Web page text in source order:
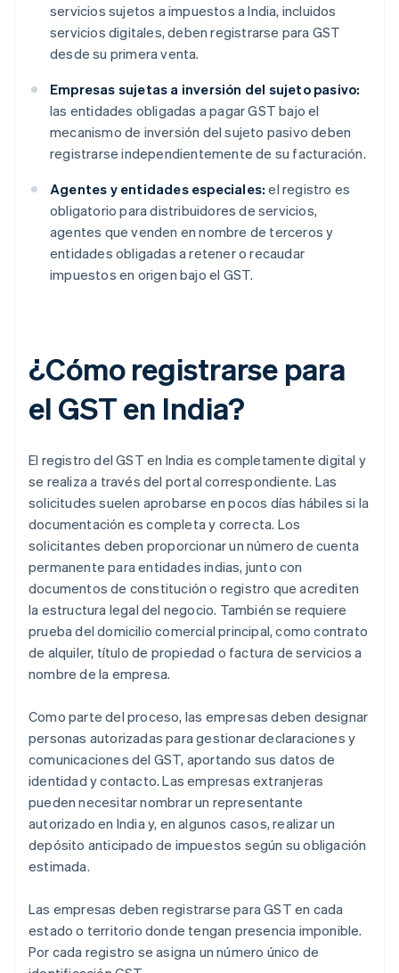
servicios sujetos a impuestos a India, incluidos
servicios digitales, deben registrarse para GST
desde su primera venta.
Empresas sujetas a inversión del sujeto pasivo:
las entidades obligadas a pagar GST bajo el
mecanismo de inversión del sujeto pasivo deben
registrarse independientemente de su facturación.
Agentes y entidades especiales: el registro es
obligatorio para distribuidores de servicios,
agentes que venden en nombre de terceros y
entidades obligadas a retener o recaudar
impuestos en origen bajo el GST.
¿Cómo registrarse para
el GST en India?
El registro del GST en India es completamente digital y
se realiza a través del portal correspondiente. Las
solicitudes suelen aprobarse en pocos días hábiles si la
documentación es completa y correcta. Los
solicitantes deben proporcionar un número de cuenta
permanente para entidades indias, junto con
documentos de constitución o registro que acrediten
la estructura legal del negocio. También se requiere
prueba del domicilio comercial principal, como contrato
de alquiler, título de propiedad o factura de servicios a
nombre de la empresa.
Como parte del proceso, las empresas deben designar
personas autorizadas para gestionar declaraciones y
comunicaciones del GST, aportando sus datos de
identidad y contacto. Las empresas extranjeras
pueden necesitar nombrar un representante
autorizado en India y, en algunos casos, realizar un
depósito anticipado de impuestos según su obligación
estimada.
Las empresas deben registrarse para GST en cada
estado o territorio donde tengan presencia imponible.
Por cada registro se asigna un número único de